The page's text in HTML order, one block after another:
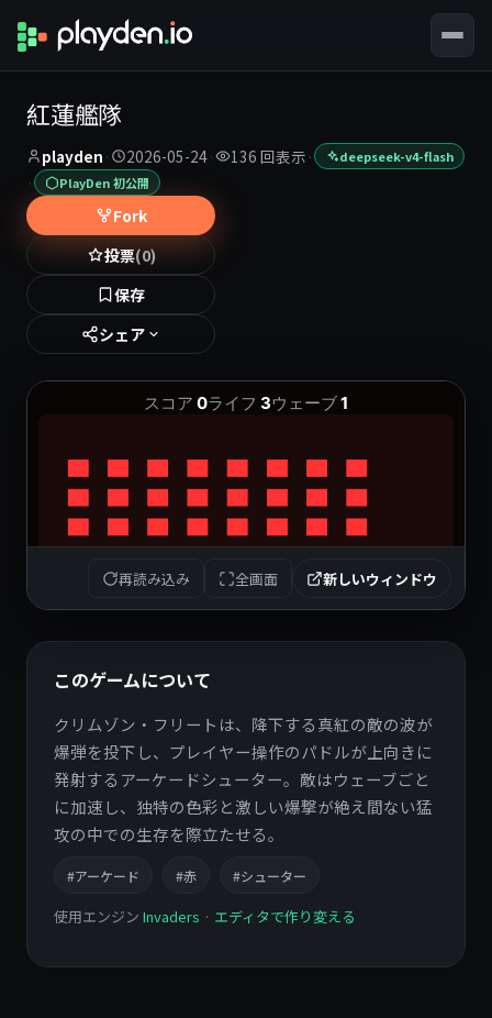
紅蓮艦隊
playden · 2026-05-24· 136 回表示 · deepseek-v4-flash
· PlayDen 初公開
Fork
投票(0)
保存
シェア
再読み込み 全画面 新しいウィンドウ
このゲームについて
クリムゾン・フリートは、降下する真紅の敵の波が
爆弾を投下し、プレイヤー操作のパドルが上向きに
発射するアーケードシューター。敵はウェーブごと
に加速し、独特の色彩と激しい爆撃が絶え間ない猛
攻の中での生存を際立たせる。
#アーケード #赤 #シューター
使用エンジン Invaders · エディタで作り変える